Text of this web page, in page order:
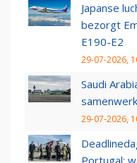
Japanse
bezorgt
E190-E2
29-07-2026,
Saudi
29-07-2026,